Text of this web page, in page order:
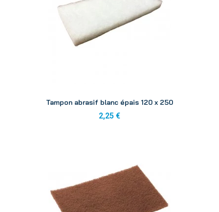
Tampon abrasif blanc épais 120 x 250
2,25 €